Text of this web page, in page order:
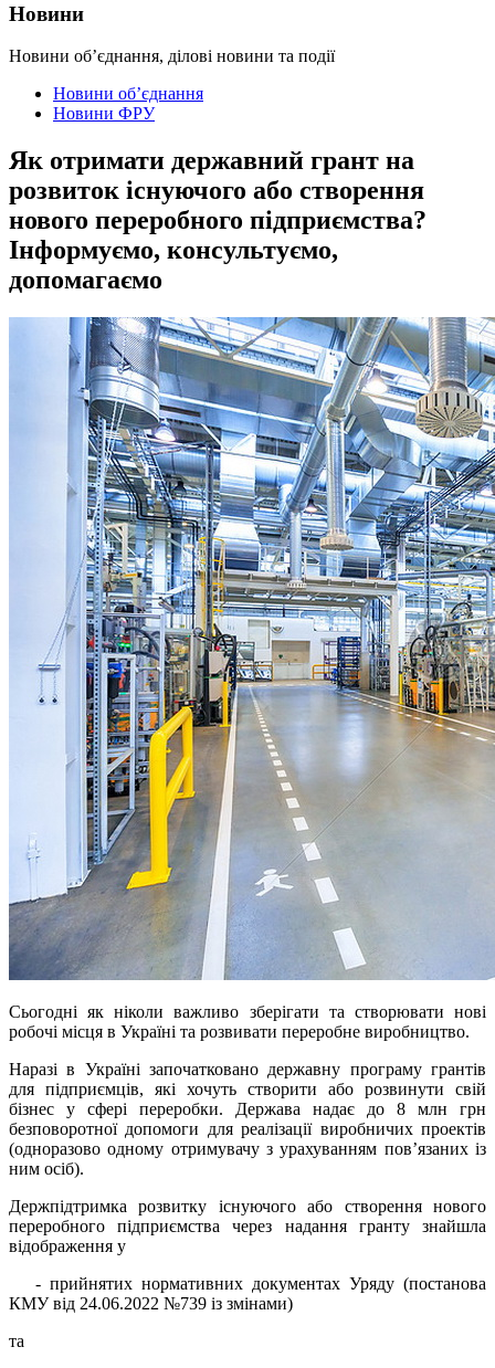
Новини
Новини об’єднання, ділові новини та події
Новини об’єднання
Новини ФРУ
Як отримати державний грант на
розвиток існуючого або створення
нового переробного підприємства?
Інформуємо, консультуємо,
допомагаємо
Сьогодні як ніколи важливо зберігати та створювати нові
робочі місця в Україні та розвивати переробне виробництво.
Наразі в Україні започатковано державну програму грантів
для підприємців, які хочуть створити або розвинути свій
бізнес у сфері переробки. Держава надає до 8 млн грн
безповоротної допомоги для реалізації виробничих проектів
(одноразово одному отримувачу з урахуванням пов’язаних із
ним осіб).
Держпідтримка розвитку існуючого або створення нового
переробного підприємства через надання гранту знайшла
відображення у
- прийнятих нормативних документах Уряду (постанова
КМУ від 24.06.2022 №739 із змінами)
та